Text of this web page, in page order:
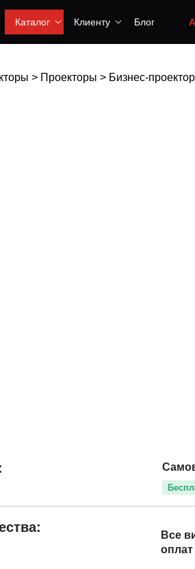
Каталог Клиенту Блог
> Проекторы > Бизнес-
Все
оплат